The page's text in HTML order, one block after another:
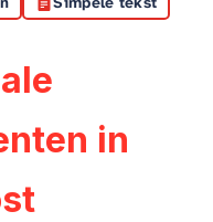
in